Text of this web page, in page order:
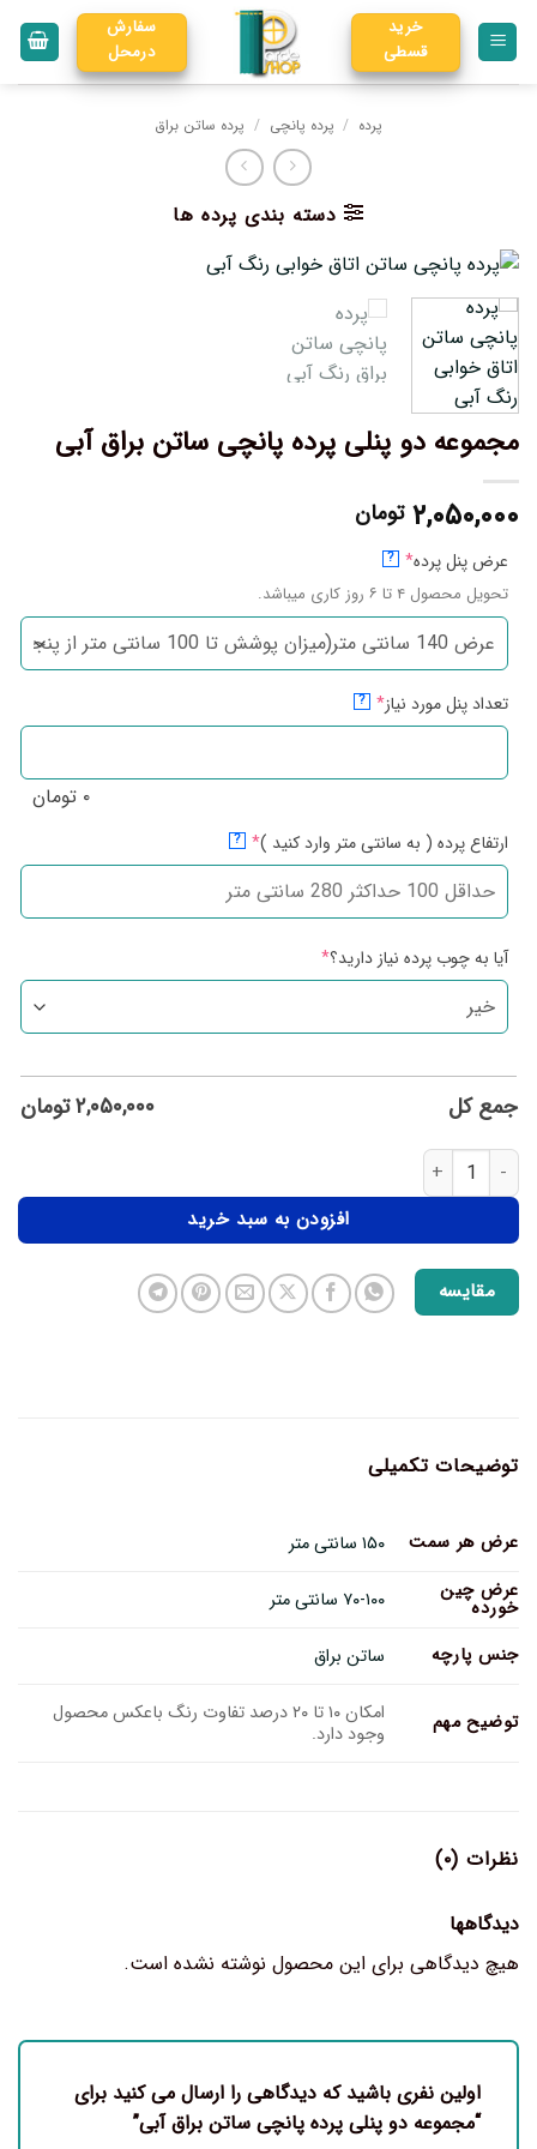
خرید
قسطی
سفارش
درمحل
پرده / پرده پانچی / پرده ساتن براق
دسته بندی پرده ها
مجموعه دو پنلی پرده پانچی ساتن براق آبی‌
۲,۰۵۰,۰۰۰ تومان
عرض پنل پرده*
?
تحویل محصول ۴ تا ۶ روز کاری میباشد.
تعداد پنل مورد نیاز*
?
۰ تومان
ارتفاع پرده ( به سانتی متر وارد کنید )*
?
آیا به چوب پرده نیاز دارید؟*
جمع کل ۲,۰۵۰,۰۰۰تومان
افزودن به سبد خرید
مقایسه
توضیحات تکمیلی
عرض هر سمت
۱۵۰ سانتی متر
عرض چین
خورده ۷۰-۱۰۰ سانتی متر
جنس پارچه ساتن براق
توضیح مهم امکان ۱۰ تا ۲۰ درصد تفاوت رنگ باعکس محصول
وجود دارد.
نظرات (۰)
دیدگاهها
هیچ دیدگاهی برای این محصول نوشته نشده است.
اولین نفری باشید که دیدگاهی را ارسال می کنید برای
“مجموعه دو پنلی پرده پانچی ساتن براق آبی‌”